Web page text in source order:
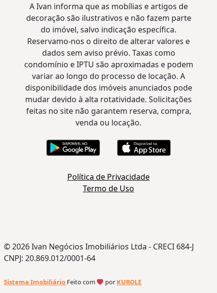
A Ivan informa que as mobílias e artigos de
decoração são ilustrativos e não fazem parte
do imóvel, salvo indicação específica.
Reservamo-nos o direito de alterar valores e
dados sem aviso prévio. Taxas como
condomínio e IPTU são aproximadas e podem
variar ao longo do processo de locação. A
disponibilidade dos imóveis anunciados pode
mudar devido à alta rotatividade. Solicitações
feitas no site não garantem reserva, compra,
venda ou locação.
Política de Privacidade
Termo de Uso
© 2026 Ivan Negócios Imobiliários Ltda - CRECI 684-J
CNPJ: 20.869.012/0001-64
Sistema Imobiliário Feito com por KUROLE